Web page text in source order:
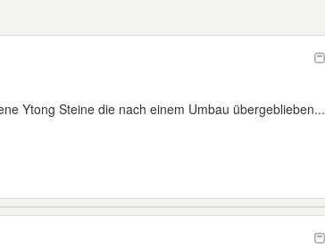
Ytong Steine die nach einem Umbau übergeblieben...